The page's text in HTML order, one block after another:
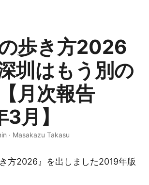
歩き方2026
圳はもう別の
月次報告
月】
· Masakazu Takasu
方2026』を出しました2019年版